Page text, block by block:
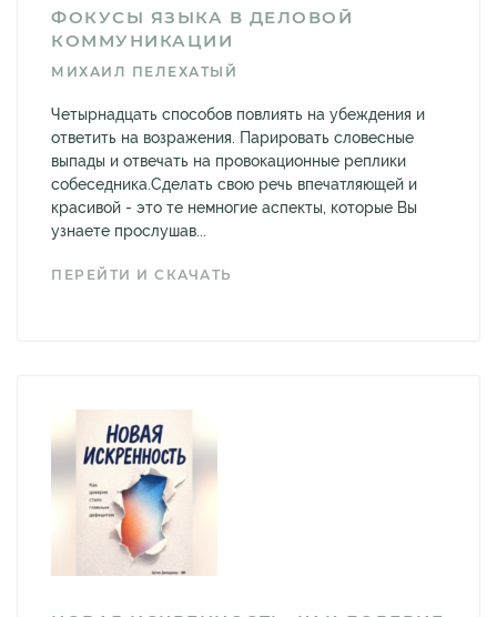
ФОКУСЫ ЯЗЫКА В ДЕЛОВОЙ
КОММУНИКАЦИИ
МИХАИЛ ПЕЛЕХАТЫЙ
Четырнадцать способов повлиять на убеждения и
ответить на возражения. Парировать словесные
выпады и отвечать на провокационные реплики
собеседника.Сделать свою речь впечатляющей и
красивой - это те немногие аспекты, которые Вы
узнаете прослушав...
ПЕРЕЙТИ И СКАЧАТЬ